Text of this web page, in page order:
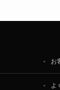
お
よ